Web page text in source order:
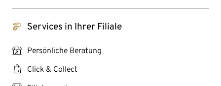
tchibo_logo Services in Ihrer Filiale
personal_services Persönliche Beratung
click_collect Click & Collect